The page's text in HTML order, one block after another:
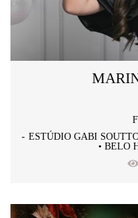
ESTÚDIO GABI
• BELO